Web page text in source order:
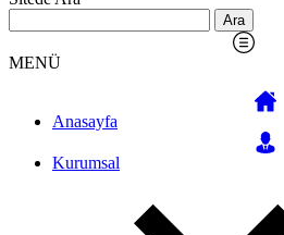
MENÜ
Anasayfa
Kurumsal